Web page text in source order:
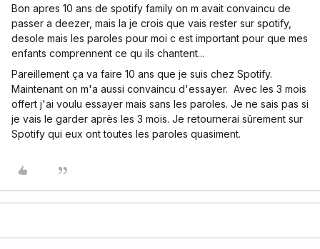
Bon apres 10 ans de spotify family on m avait convaincu de
passer a deezer, mais la je crois que vais rester sur spotify,
desole mais les paroles pour moi c est important pour que mes
enfants comprennent ce qu ils chantent...
Pareillement ça va faire 10 ans que je suis chez Spotify.
Maintenant on m'a aussi convaincu d'essayer. Avec les 3 mois
offert j'ai voulu essayer mais sans les paroles. Je ne sais pas si
je vais le garder après les 3 mois. Je retournerai sûrement sur
Spotify qui eux ont toutes les paroles quasiment.